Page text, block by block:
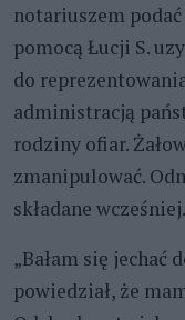
notariuszem podać
pomocą Łucji S.
do
administracją
rodziny ofiar.
zmanipulować.
składane wcześniej.
„Bałam się jechać
powiedział, że